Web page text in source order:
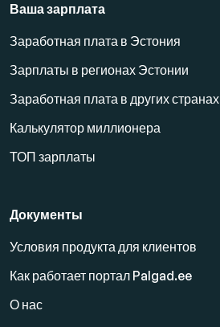
Ваша зарплата
Заработная плата в Эстония
Зарплаты в регионах Эстонии
Заработная плата в других странах
Калькулятор миллионера
ТОП зарплаты
Документы
Условия продукта для клиентов
Как работает портал Palgad.ee
О нас